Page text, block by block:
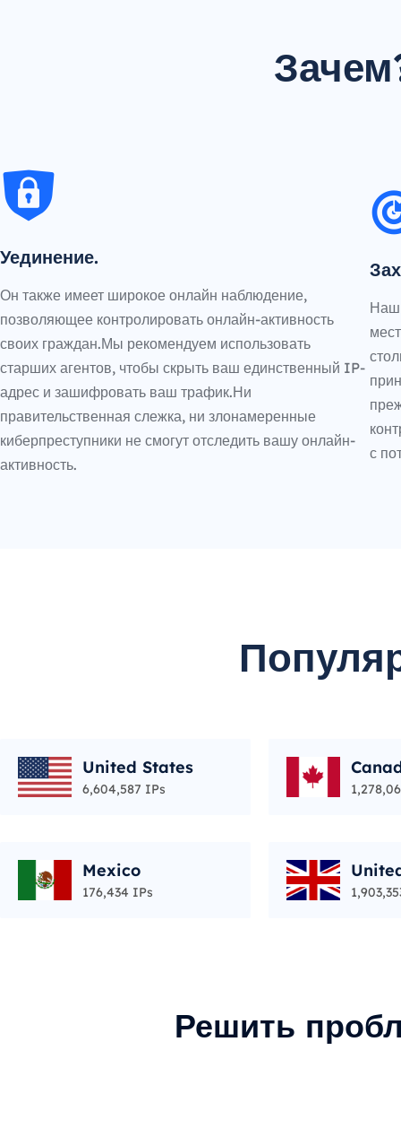
Уединение.
Он также имеет широкое онлайн наблюдение,
позволяющее контролировать онлайн-активность
своих граждан.Мы рекомендуем использовать
старших агентов, чтобы скрыть ваш единственный IP-
адрес и зашифровать ваш трафик.Ни
правительственная слежка, ни злонамеренные
киберпреступники не смогут отследить вашу онлайн-
активность.
Наш
с
United States
6,604,587 IPs
Mexico
176,434 IPs
Решить